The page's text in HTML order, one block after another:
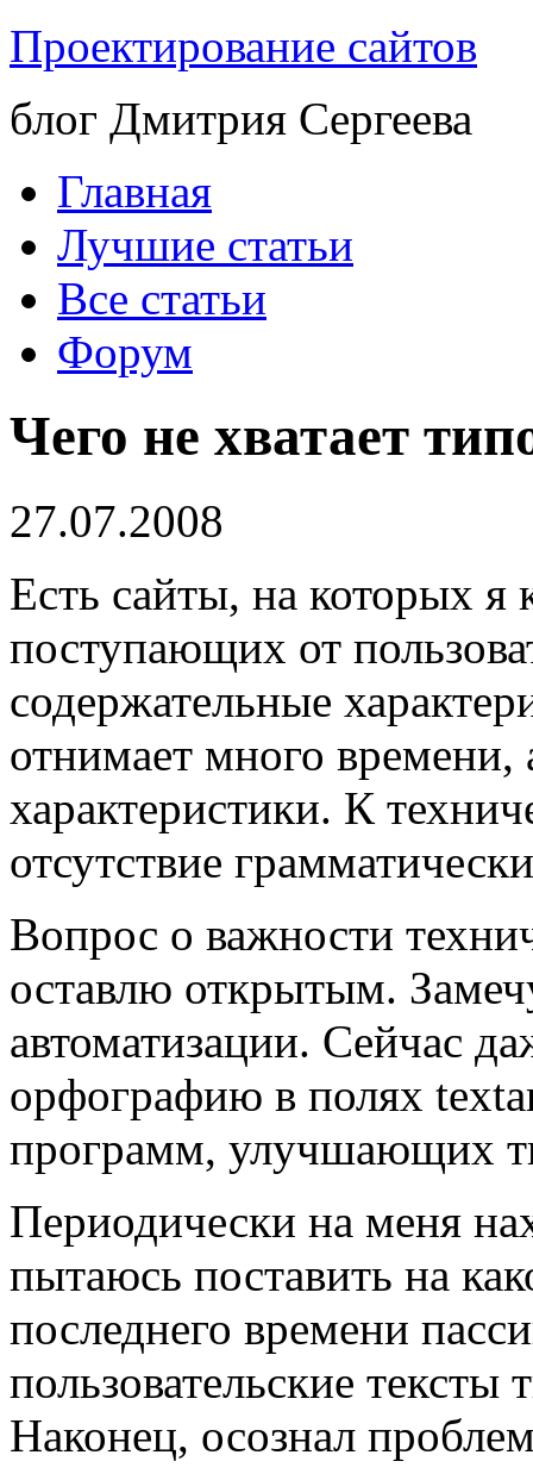
Проектирование сайтов
блог Дмитрия Сергеева
Главная
Лучшие статьи
Все статьи
Форум
Чего не хватает
27.07.2008
Есть сайты, на которых я
поступающих от
содержательные
отнимает много времени,
характеристики. К
отсутствие
Вопрос о важности
оставлю открытым.
автоматизации. Сейчас
орфографию в полях
программ, улучшающих
Периодически на меня
пытаюсь поставить на
последнего времени
пользовательские
Наконец, осознал